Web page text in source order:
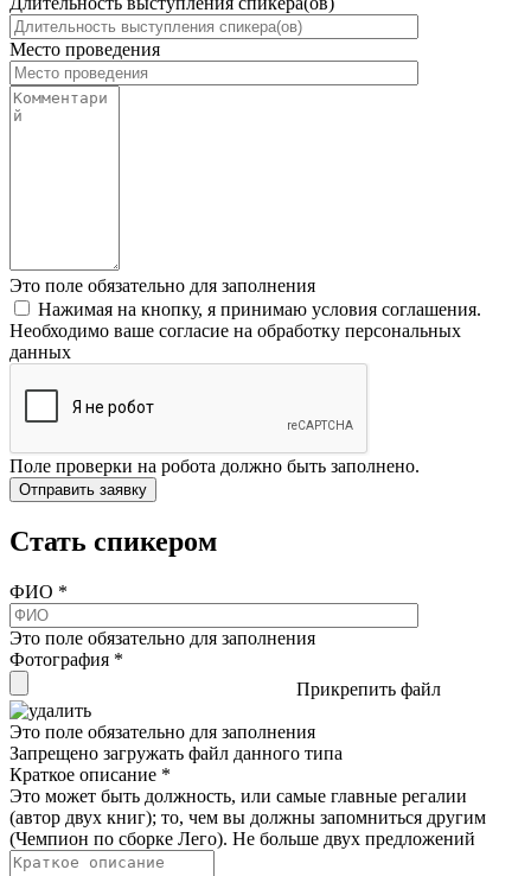
Место проведения
Это поле обязательно для заполнения
Нажимая на кнопку, я принимаю условия соглашения.
Необходимо ваше согласие на обработку персональных
данных
Поле проверки на робота должно быть заполнено.
Стать спикером
ФИО *
Это поле обязательно для заполнения
Фотография *
Прикрепить файл
Это поле обязательно для заполнения
Запрещено загружать файл данного типа
Краткое описание *
Это может быть должность, или самые главные регалии
(автор двух книг); то, чем вы должны запомниться другим
(Чемпион по сборке Лего). Не больше двух предложений